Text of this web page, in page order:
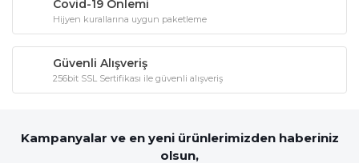
Covid-19 Önlemi
Hijyen kurallarına uygun paketleme
Güvenli Alışveriş
256bit SSL Sertifikası ile güvenli alışveriş
Kampanyalar ve en yeni ürünlerimizden haberiniz
olsun,